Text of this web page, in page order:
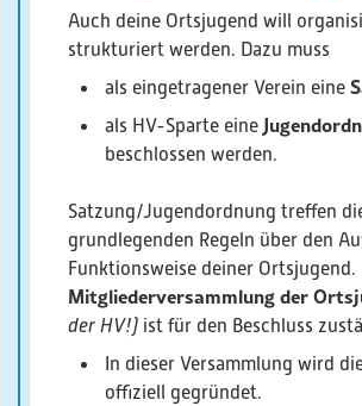
Auch deine Ortsjugend will
strukturiert werden. Dazu muss
als eingetragener Verein eine
als HV-Sparte eine
beschlossen werden.
Satzung/Jugendordnung treffen
grundlegenden Regeln über den
Funktionsweise deiner Ortsjugend.
Mitgliederversammlung der
der HV!) ist für den Beschluss
In dieser Versammlung wird
offiziell gegründet.